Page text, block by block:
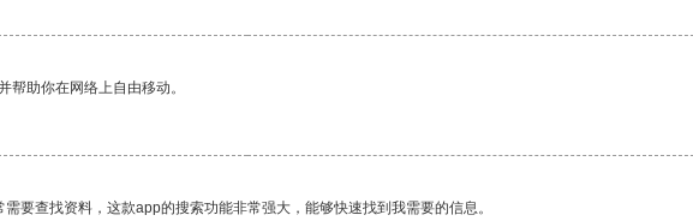
助你在网络上自由移动。
要查找资料，这款app的搜索功能非常强大，能够快速找到我需要的信息。